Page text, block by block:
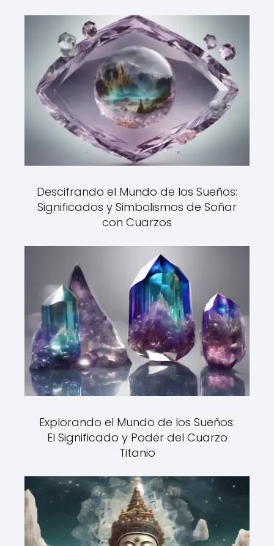
Descifrando el Mundo de los Sueños:
Significados y Simbolismos de Soñar
con Cuarzos
Explorando el Mundo de los Sueños:
El Significado y Poder del Cuarzo
Titanio